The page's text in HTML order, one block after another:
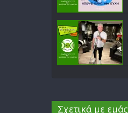
Σχετικά με εμάς